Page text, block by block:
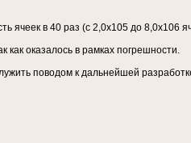
ячеек в 40 раз (с 2,0х105 до 8,0х106
как оказалось в рамках погрешности.
поводом к дальнейшей